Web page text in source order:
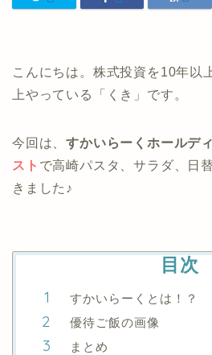
こんにちは。株式投資を10年以
上やっている「くき」です。
今回は、すかいらーくホールデ
スト で高崎パスタ、サラダ、日
きました♪
目次
すかいらーくとは！？
優待ご飯の画像
まとめ